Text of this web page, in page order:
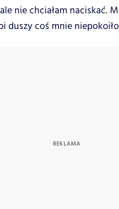
nie chciałam naciskać.
duszy coś mnie